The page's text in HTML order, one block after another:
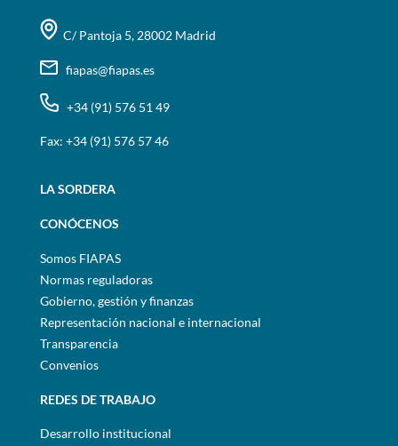
C/ Pantoja 5, 28002 Madrid
fiapas@fiapas.es
+34 (91) 576 51 49
Fax: +34 (91) 576 57 46
LA SORDERA
CONÓCENOS
Somos FIAPAS
Normas reguladoras
Gobierno, gestión y finanzas
Representación nacional e internacional
Transparencia
Convenios
REDES DE TRABAJO
Desarrollo institucional